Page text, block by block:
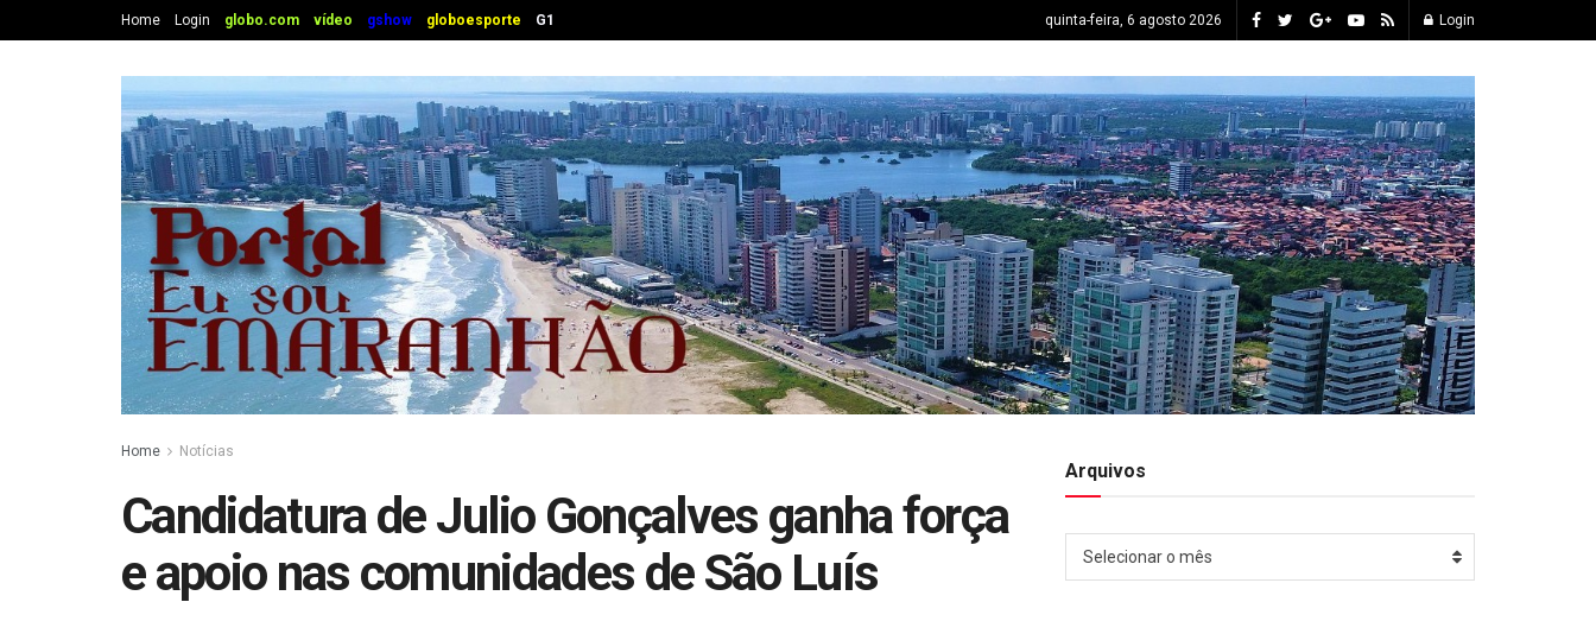
Home Login globo.com vídeo gshow globoesporte G1 quinta-feira, 6 agosto 2026 Login
Home Notícias
Candidatura de Julio Gonçalves ganha força
e apoio nas comunidades de São Luís
Arquivos
Selecionar o mês